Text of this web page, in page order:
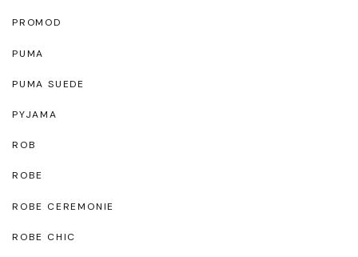
PROMOD
PUMA
PUMA SUEDE
PYJAMA
ROB
ROBE
ROBE CEREMONIE
ROBE CHIC